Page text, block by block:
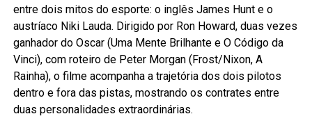
entre dois mitos do esporte: o inglês James Hunt e o
austríaco Niki Lauda. Dirigido por Ron Howard, duas vezes
ganhador do Oscar (Uma Mente Brilhante e O Código da
Vinci), com roteiro de Peter Morgan (Frost/Nixon, A
Rainha), o filme acompanha a trajetória dos dois pilotos
dentro e fora das pistas, mostrando os contrates entre
duas personalidades extraordinárias.